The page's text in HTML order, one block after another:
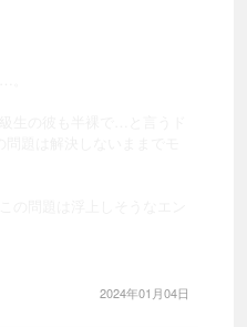
2024年01月04日